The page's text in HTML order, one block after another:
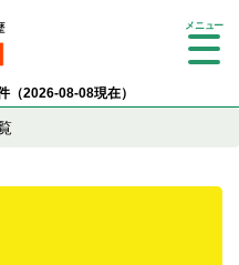
（2026-08-08現在）
Tog